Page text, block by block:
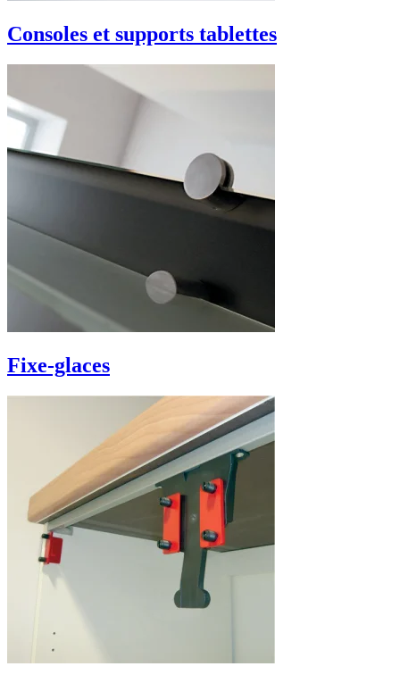
Consoles et supports tablettes
Fixe-glaces